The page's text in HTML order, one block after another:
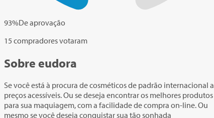
93%De aprovação
15 compradores votaram
Sobre eudora
Se você está à procura de cosméticos de padrão internacional a
preços acessíveis. Ou se deseja encontrar os melhores produtos
para sua maquiagem, com a facilidade de compra on-line. Ou
mesmo se você deseja conquistar sua tão sonhada